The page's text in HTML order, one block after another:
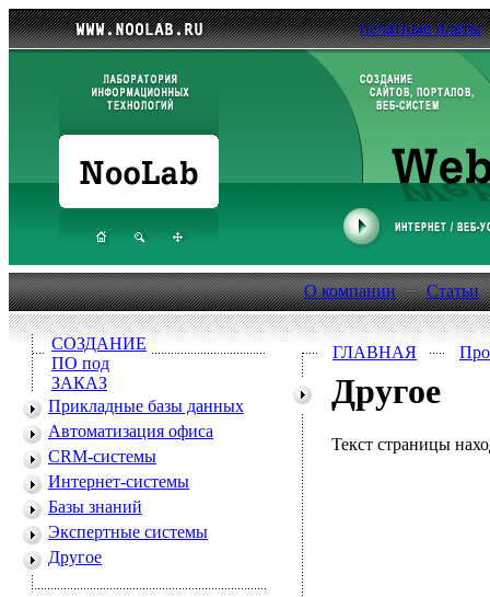
печатные платы
О компании Статьи
СОЗДАНИЕ
ПО под
ЗАКАЗ
Прикладные базы данных
Автоматизация офиса
CRM-системы
Интернет-системы
Базы знаний
Экспертные системы
Другое
ГЛАВНАЯ
Другое
Текст страницы